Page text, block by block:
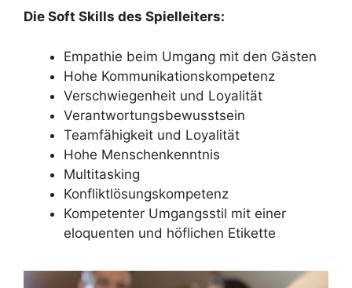
Die Soft Skills des Spielleiters:
Empathie beim Umgang mit den Gästen
Hohe Kommunikationskompetenz
Verschwiegenheit und Loyalität
Verantwortungsbewusstsein
Teamfähigkeit und Loyalität
Hohe Menschenkenntnis
Multitasking
Konfliktlösungskompetenz
Kompetenter Umgangsstil mit einer
eloquenten und höflichen Etikette